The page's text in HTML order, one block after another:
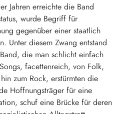
Jahren erreichte die Band
wurde Begriff für
gegenüber einer staatlich
Unter diesem Zwang entstand
die man schlicht einfach
facettenreich, von Folk,
zum Rock, erstürmten die
Hoffnungsträger für eine
schuf eine Brücke für deren